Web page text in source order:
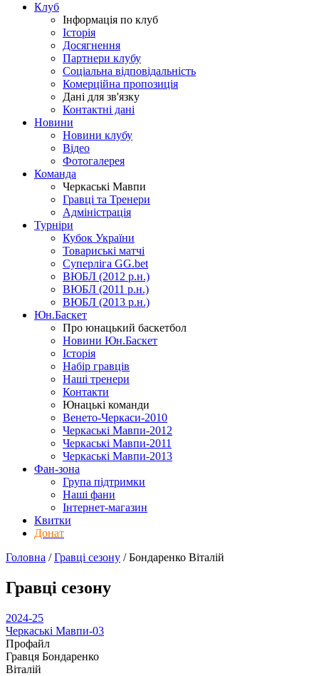
Клуб
Інформація по клуб
Історія
Досягнення
Партнери клубу
Соціальна відповідальність
Комерційна пропозиція
Дані для зв'язку
Контактні дані
Новини
Новини клубу
Відео
Фотогалерея
Команда
Черкаські Мавпи
Гравці та Тренери
Адміністрація
Турніри
Кубок України
Товариські матчі
Суперліга GG.bet
ВЮБЛ (2012 р.н.)
ВЮБЛ (2011 р.н.)
ВЮБЛ (2013 р.н.)
Юн.Баскет
Про юнацький баскетбол
Новини Юн.Баскет
Історія
Набір гравців
Наші тренери
Контакти
Юнацькі команди
Венето-Черкаси-2010
Черкаські Мавпи-2012
Черкаські Мавпи-2011
Черкаські Мавпи-2013
Фан-зона
Група підтримки
Наші фани
Інтернет-магазин
Квитки
Донат
Головна /Гравці сезону /Бондаренко Віталій
Гравці сезону
2024-25
Черкаські Мавпи-03
Профайл
Гравця Бондаренко
Віталій